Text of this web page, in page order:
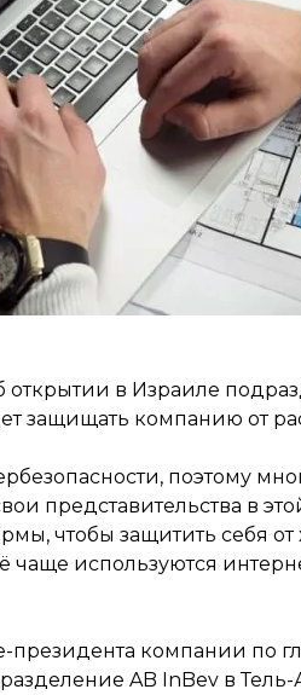
открытии в Израиле
защищать компанию от
поэтому
представительства в
чтобы защитить себя от
чаще используются
компании по
AB InBev в